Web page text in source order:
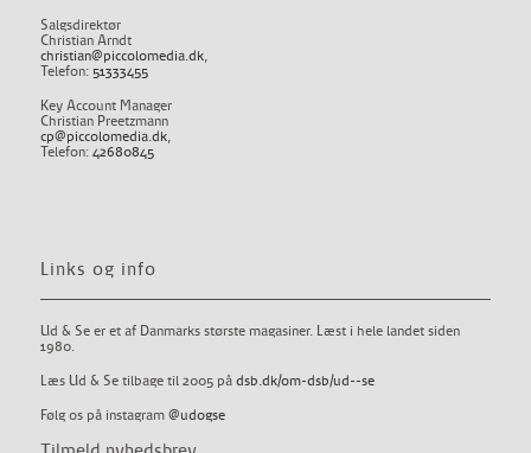
Salgsdirektør
Christian Arndt
christian@piccolomedia.dk,
Telefon: 51333455
Key Account Manager
Christian Preetzmann
cp@piccolomedia.dk,
Telefon: 42680845
Links og info
Ud & Se er et af Danmarks største magasiner. Læst i hele landet siden
1980.
Læs Ud & Se tilbage til 2005 på dsb.dk/om-dsb/ud--se
Følg os på instagram @udogse